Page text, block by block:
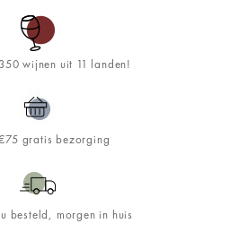
wijnen uit 11 landen!
gratis bezorging
besteld, morgen in huis